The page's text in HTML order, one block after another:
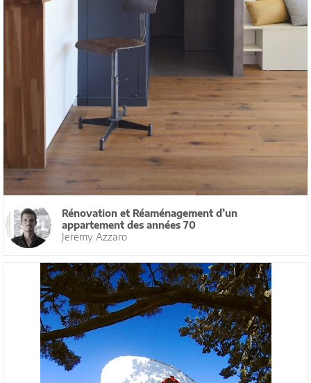
Rénovation et Réaménagement d’un
appartement des années 70
Jeremy Azzaro